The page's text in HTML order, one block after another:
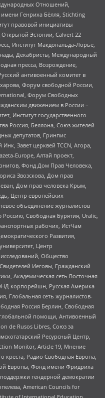
Отношений,
Генриха Бёлля, Stichting
правовой инициативы
Эстонии, Calvert 22
Институт Макдональда-Лорье,
Декабристы, Международный
пресса, Возрождение,
антивоенный комитет в
Форум свободной России,
Форум Свободных
движением в России –
Институт государственного
Россия, Беллона, Союз жителей
депутатов, Гринпис
Завет церквей TCCN, Агора,
Europe, Алтай проект,
Фонд Дом Прав Человека,
Звозскова, Дом прав
Дом прав человека Крым,
Центр европейских
объединение журналистов
Свободная Бурятия, Uralic,
рабочих, ИстЧам
Развития,
Центр
Общество
Иеговы, Гражданский
Академическая сеть Восточная
корпорейшн, Русская Америка
Глобальная сеть журналистов-
Россия Берлин, Свободная
помощи, Антивоенный
de Rusos Libres, Союз за
Ресурсный Центр,
Monitor, Article 19, Мнение
креста, Радио Свободная Европа,
Европы, Фонд имени Фридриха
гендерной демократии
American Councils for